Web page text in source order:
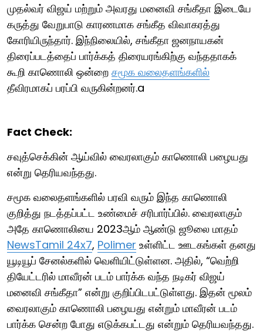
முதல்வர் விஜய் மற்றும் அவரது மனைவி சங்கீதா இடையே
கருத்து வேறுபாடு காரணமாக சங்கீத விவாகரத்து
கோரியிருந்தார். இந்நிலையில், சங்கீதா ஜனநாயகன்
திரைப்படத்தைப் பார்க்கத் திரையரங்கிற்கு வந்ததாகக்
கூறி காணொலி ஒன்றை சமூக வலைதளங்களில்
தீவிரமாகப் பரப்பி வருகின்றனர்.a
Fact Check:
சவுத்செக்கின் ஆய்வில் வைரலாகும் காணொலி பழையது
என்று தெரியவந்தது.
சமூக வலைதளங்களில் பரவி வரும் இந்த காணொலி
குறித்து நடத்தப்பட்ட உண்மைச் சரிபார்ப்பில். வைரலாகும்
அதே காணொலியை 2023ஆம் ஆண்டு ஜூலை மாதம்
NewsTamil 24x7, Polimer உள்ளிட்ட ஊடகங்கள் தனது
யூடியூப் சேனல்களில் வெளியிட்டுள்ளன. அதில், “வெற்றி
தியேட்டரில் மாவீரன் படம் பார்க்க வந்த நடிகர் விஜய்
மனைவி சங்கீதா” என்று குறிப்பிடபட்டுள்ளது. இதன் மூலம்
வைரலாகும் காணொலி பழையது என்றும் மாவீரன் படம்
பார்க்க சென்ற போது எடுக்கபட்டது என்றும் தெரியவந்தது.